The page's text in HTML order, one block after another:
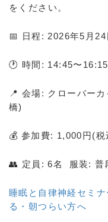
をください。
📅 日程: 2026年5月
🕐 時間: 14:45〜
📍 会場: クローバー
橋)
💰 参加費: 1,000円(
👥 定員: 6名 服装: 普
睡眠と自律神経セミ
る・朝つらい方へ